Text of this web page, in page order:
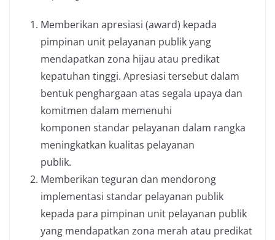
Memberikan apresiasi (award) kepada
pimpinan unit pelayanan publik yang
mendapatkan zona hijau atau predikat
kepatuhan tinggi. Apresiasi tersebut dalam
bentuk penghargaan atas segala upaya dan
komitmen dalam memenuhi
komponen standar pelayanan dalam rangka
meningkatkan kualitas pelayanan
publik.
Memberikan teguran dan mendorong
implementasi standar pelayanan publik
kepada para pimpinan unit pelayanan publik
yang mendapatkan zona merah atau predikat